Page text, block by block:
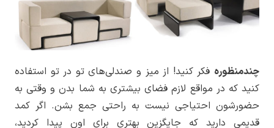
چندمنظوره فکر کنید! از میز و صندلی‌های تو در تو استفاده
کنید که در مواقع لازم فضای بیشتری به شما بدن و وقتی به
حضورشون احتیاجی نیست به راحتی جمع بشن. اگر کمد
قدیمی دارید که جایگزین بهتری برای اون پیدا کردید،